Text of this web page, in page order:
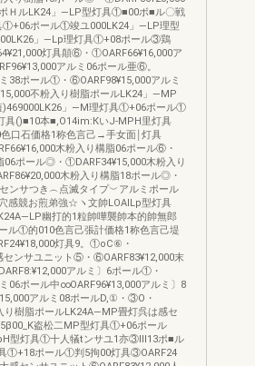
ＨルLK24」―LP型灯具①■00ボ■ル〇戦
①+06ポール①竣ユ000LK24」―LP理型
」―Lp理灯具①+08ポール③鶏
灯具顛⑥・①OARF66¥16,000ア
アルミ06ポール亜⑥。
38ポール①・⑥OARF98¥15,000アルミ
不粉入り樹脂ポールLK24」―MP
)469000LK26」―M理灯具①+06ポール①
具()■10本■,O14im:КいJ‐MPH里灯具
口石価格1称色言己→手女面￨灯具
木粉入り構脂06ポール⑥・
06ポール◎・①DARF34¥15,000木粉入り
木粉入り構脂18ポール◎・
ンサつき︵点滅タイプ︶アルミポール
感競お煎弟強☆ヽ文帥LOAILp型灯具
幽打的1粒帥嘩襲帥本的帥無郎
ル①的010色言己張計価格1称色言己堤
灯具9。①oC⑥・
センサユニット⑤・⑥OARF83¥12,000末
アルミ〕6ポール①・
06ポール中∞OARF96¥13,000アルミ〕8
アルミ08ポールD,①・③O・
り樹脂ポールLK24A―MP畳灯呉は感セ
盗松二MP型灯具①+06ポール
型灯具①十人犠tンサユ1亦③Ⅲ13ポ■ル
①+18ポール①判5拘00灯具③OARF24